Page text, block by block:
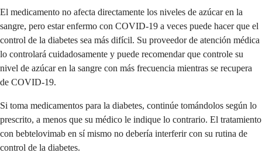
El medicamento no afecta directamente los niveles de azúcar en la
sangre, pero estar enfermo con COVID-19 a veces puede hacer que el
control de la diabetes sea más difícil. Su proveedor de atención médica
lo controlará cuidadosamente y puede recomendar que controle su
nivel de azúcar en la sangre con más frecuencia mientras se recupera
de COVID-19.
Si toma medicamentos para la diabetes, continúe tomándolos según lo
prescrito, a menos que su médico le indique lo contrario. El tratamiento
con bebtelovimab en sí mismo no debería interferir con su rutina de
control de la diabetes.